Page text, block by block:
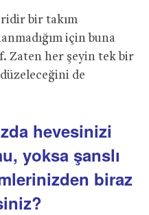
bir takım
için buna
Zaten her şeyin tek bir
de
hevesinizi
yoksa şanslı
biraz